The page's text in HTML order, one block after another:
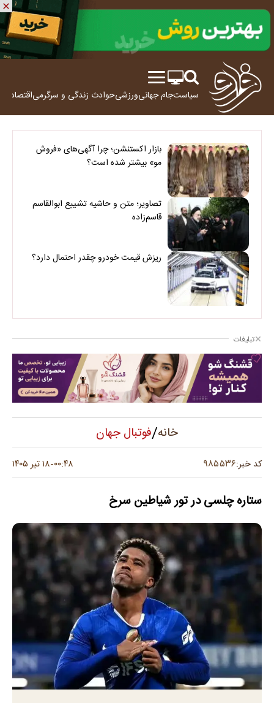
سیاستجام جهانیورزشیحوادث زندگی و سرگرمیاقتصاد
بازار اکستنشن؛ چرا آگهی‌های «فروش
مو» بیشتر شده است؟
تصاویر؛ متن و حاشیه تشییع ابوالقاسم
قاسم‌زاده
ریزش قیمت خودرو چقدر احتمال دارد؟
تبلیغات
خانه/فوتبال جهان
کد خبر:۹۸۵۵۳۶ ۰۰:۴۸-۱۸ تیر ۱۴۰۵
ستاره چلسی در تور شیاطین سرخ